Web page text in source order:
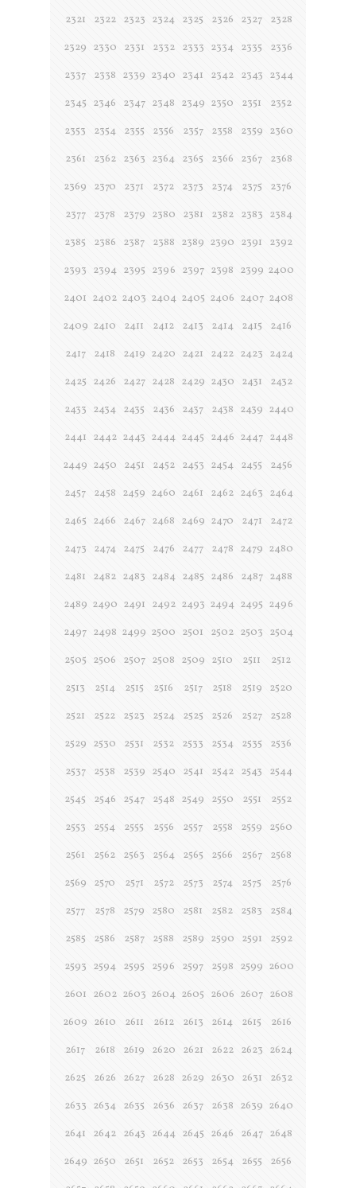
2321
2322 2323 2324 2325 2326 2327
2328
2329 2330 2331 2332 2333 2334 2335
2336
2337
2338 2339 2340 2341 2342 2343 2344
2345 2346 2347 2348 2349 2350 2351
2352
2353
2354 2355 2356 2357 2358 2359 2360
2361
2362 2363 2364 2365 2366 2367
2368
2369
2370 2371 2372 2373 2374 2375
2376
2377
2378 2379 2380 2381 2382 2383 2384
2385
2386 2387 2388 2389 2390 2391
2392
2393 2394 2395 2396 2397 2398 2399 2400
2401 2402 2403 2404 2405 2406 2407 2408
2409 2410 2411 2412 2413 2414 2415
2416
2417
2418 2419 2420 2421 2422 2423 2424
2425 2426 2427 2428 2429 2430 2431
2432
2433 2434 2435 2436 2437 2438 2439 2440
2441 2442 2443 2444 2445 2446 2447 2448
2449 2450 2451 2452 2453 2454 2455
2456
2457
2458 2459 2460 2461 2462 2463 2464
2465 2466 2467 2468 2469 2470 2471
2472
2473
2474 2475 2476 2477 2478 2479 2480
2481
2482 2483 2484 2485 2486 2487 2488
2489 2490 2491 2492 2493 2494 2495 2496
2497 2498 2499 2500 2501 2502 2503 2504
2505 2506 2507 2508 2509 2510 2511
2512
2513
2514 2515 2516 2517 2518 2519
2520
2521
2522 2523 2524 2525 2526 2527
2528
2529 2530 2531 2532 2533 2534 2535
2536
2537
2538 2539 2540 2541 2542 2543
2544
2545
2546 2547 2548 2549 2550 2551
2552
2553
2554 2555 2556 2557 2558 2559
2560
2561
2562 2563 2564 2565 2566 2567
2568
2569
2570 2571 2572 2573 2574 2575
2576
2577
2578 2579 2580 2581 2582 2583
2584
2585
2586 2587 2588 2589 2590 2591
2592
2593 2594 2595 2596 2597 2598 2599 2600
2601 2602 2603 2604 2605 2606 2607 2608
2609 2610 2611 2612 2613 2614 2615
2616
2617
2618 2619 2620 2621 2622 2623 2624
2625
2626 2627 2628 2629 2630 2631
2632
2633 2634 2635 2636 2637 2638 2639 2640
2641
2642 2643 2644 2645 2646 2647 2648
2649 2650 2651 2652 2653 2654 2655
2656